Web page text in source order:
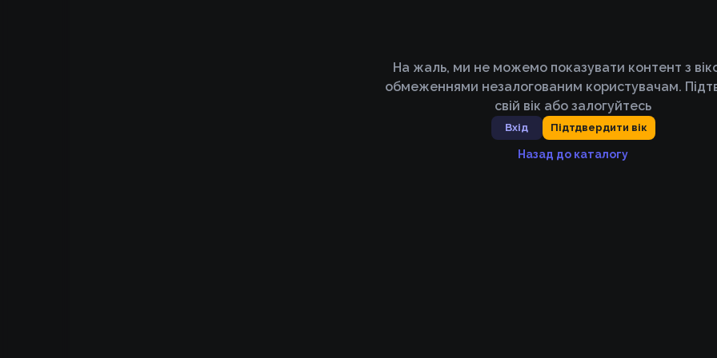
На жаль, ми не можемо показувати контент з
обмеженнями незалогованим користувачам.
свій вік або залогуйтесь
Вхід Підтдвердити вік
Назад до каталогу